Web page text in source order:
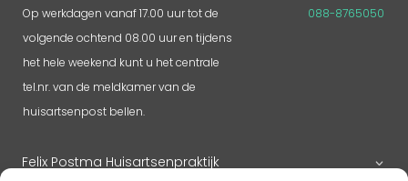
Op werkdagen vanaf 17.00 uur tot de
volgende ochtend 08.00 uur en tijdens
het hele weekend kunt u het centrale
tel.nr. van de meldkamer van de
huisartsenpost bellen.
088-8765050
Felix Postma Huisartsenpraktijk